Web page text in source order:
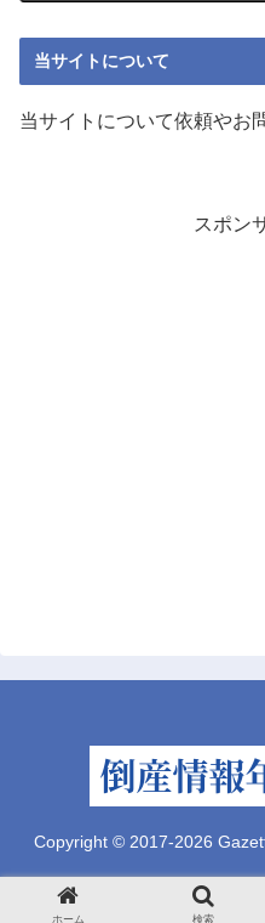
当サイトについて
当サイトについて依頼やお
スポン
Copyright © 2017-2026
ホーム 検索